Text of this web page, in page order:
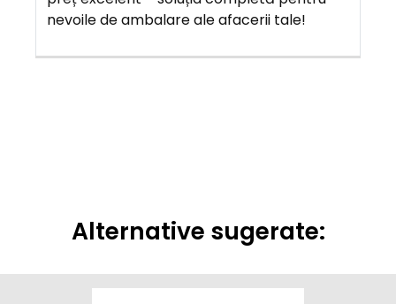
nevoile de ambalare ale afacerii tale!
Alternative sugerate: